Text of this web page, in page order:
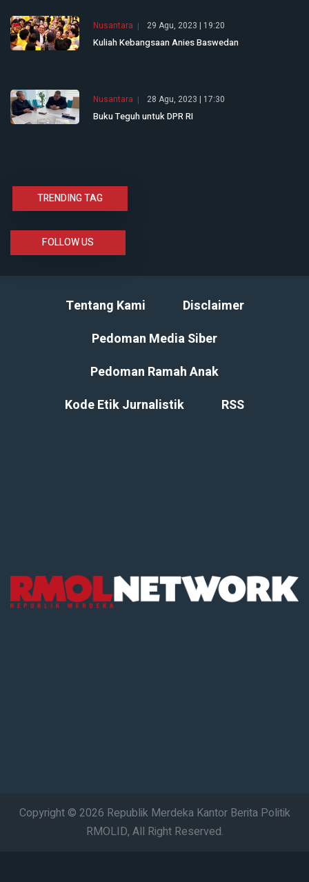
Nusantara 29 Agu, 2023 | 19:20
Kuliah Kebangsaan Anies Baswedan
Nusantara 28 Agu, 2023 | 17:30
Buku Teguh untuk DPR RI
TRENDING TAG
FOLLOW US
Tentang Kami
Disclaimer
Pedoman Media Siber
Pedoman Ramah Anak
Kode Etik Jurnalistik
RSS
Copyright © 2026 Republik Merdeka Kantor Berita Politik
RMOLID, All Right Reserved.